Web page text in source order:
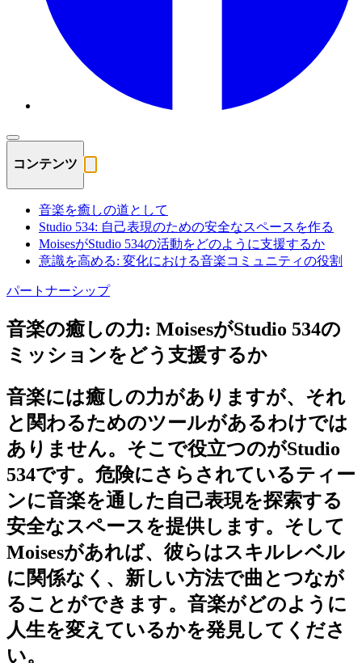
コンテンツ
音楽を癒しの道として
Studio 534: 自己表現のための安全なスペースを作る
MoisesがStudio 534の活動をどのように支援するか
意識を高める: 変化における音楽コミュニティの役割
パートナーシップ
音楽の癒しの力: MoisesがStudio 534の
ミッションをどう支援するか
音楽には癒しの力がありますが、それ
と関わるためのツールがあるわけでは
ありません。そこで役立つのがStudio
534です。危険にさらされているティー
ンに音楽を通した自己表現を探索する
安全なスペースを提供します。そして
Moisesがあれば、彼らはスキルレベル
に関係なく、新しい方法で曲とつなが
ることができます。音楽がどのように
人生を変えているかを発見してくださ
い。